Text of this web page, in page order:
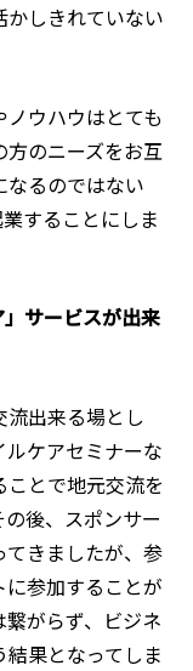
しきれていない
ウハウはとても
のニーズをお互
なるのではない
することにしま
サービスが出来
出来る場とし
ケアセミナーな
とで地元交流を
後、スポンサー
きましたが、参
参加することが
がらず、ビジネ
果となってしま